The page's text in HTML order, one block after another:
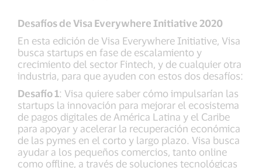
Desafíos de Visa Everywhere Initiative 2020
En esta edición de Visa Everywhere Initiative, Visa
busca startups en fase de escalamiento y
crecimiento del sector Fintech, y de cualquier otra
industria, para que ayuden con estos dos desafíos:
Desafío 1: Visa quiere saber cómo impulsarían las
startups la innovación para mejorar el ecosistema
de pagos digitales de América Latina y el Caribe
para apoyar y acelerar la recuperación económica
de las pymes en el corto y largo plazo. Visa busca
ayudar a los pequeños comercios, tanto online
como offline, a través de soluciones tecnológicas